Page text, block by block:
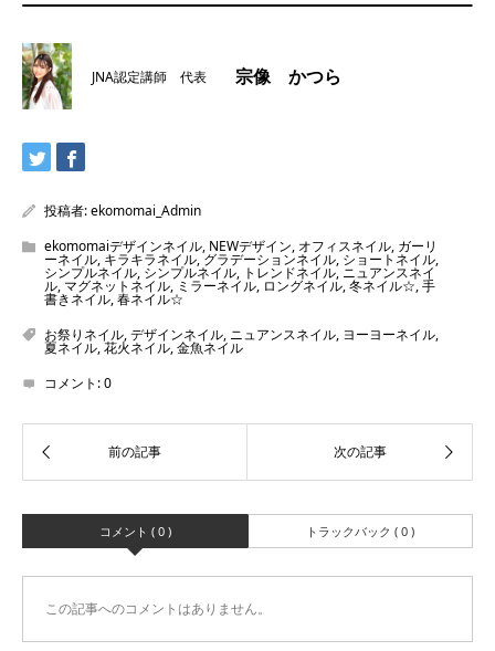
JNA認定講師 代表 宗像 かつら
投稿者:ekomomai_Admin
ekomomaiデザインネイル, NEWデザイン, オフィスネイル, ガーリ
ーネイル, キラキラネイル,グラデーションネイル, ショートネイル,
シンプルネイル, シンプルネイル, トレンドネイル, ニュアンスネイ
ル, マグネットネイル, ミラーネイル, ロングネイル,冬ネイル☆,手
書きネイル,春ネイル☆
お祭りネイル,デザインネイル, ニュアンスネイル, ヨーヨーネイル,
夏ネイル,花火ネイル,金魚ネイル
コメント:0
コメント ( 0 ) トラックバック ( 0 )
この記事へのコメントはありません。